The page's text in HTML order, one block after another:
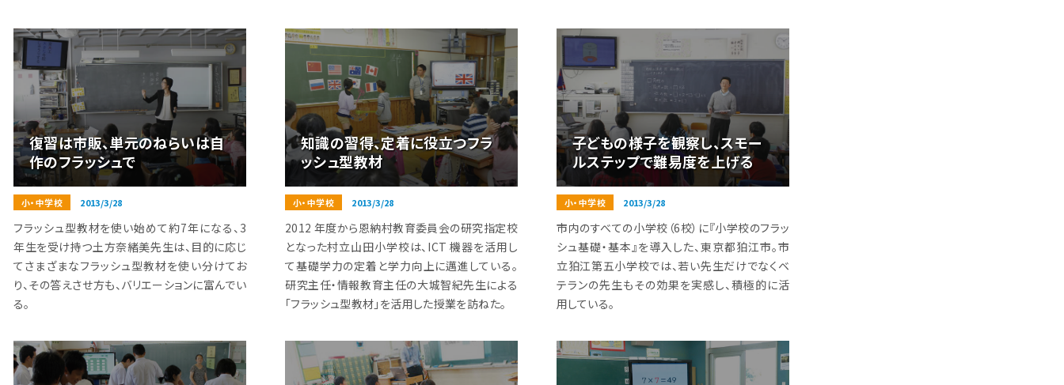
復習は市販、単元のねらいは自
作のフラッシュで
小・中学校 2013/3/28
フラッシュ型教材を使い始めて約7年になる、3
年生を受け持つ土方奈緒美先生は、目的に応じ
てさまざまなフラッシュ型教材を使い分けてお
り、その答えさせ方も、バリエーションに富んでい
る。
知識の習得、定着に役立つフラ
ッシュ型教材
小・中学校 2013/3/28
2012 年度から恩納村教育委員会の研究指定校
となった村立山田小学校は、ICT 機器を活用し
て基礎学力の定着と学力向上に邁進している。
研究主任・情報教育主任の大城智紀先生による
「フラッシュ型教材」を活用した授業を訪ねた。
子どもの様子を観察し、スモー
ルステップで難易度を上げる
小・中学校 2013/3/28
市内のすべての小学校（6校）に『小学校のフラッ
シュ基礎・基本』を導入した、東京都狛江市。市
立狛江第五小学校では、若い先生だけでなくベ
テランの先生もその効果を実感し、積極的に活
用している。